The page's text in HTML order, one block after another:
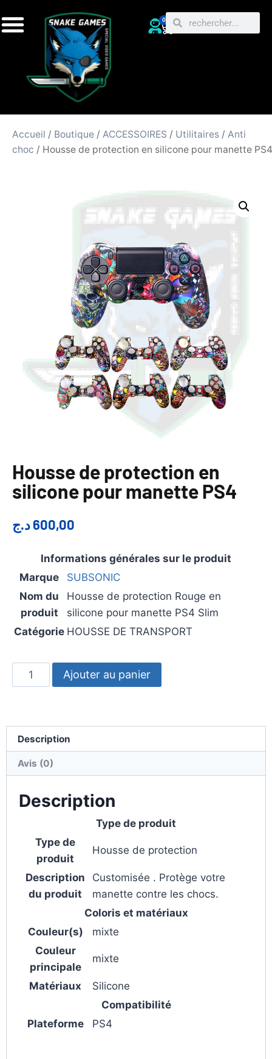
0
Accueil / Boutique / ACCESSOIRES / Utilitaires / Anti
choc / Housse de protection en silicone pour manette PS4
Housse de protection en
silicone pour manette PS4
600,00د.ج
Informations générales sur le produit
Marque
SUBSONIC
Nom du
produit
Housse de protection Rouge en
silicone pour manette PS4 Slim
Catégorie HOUSSE DE TRANSPORT
Ajouter au panier
Description
Avis (0)
Description
Type de produit
Type de
produit
Housse de protection
Description
du produit
Customisée . Protège votre
manette contre les chocs.
Coloris et matériaux
Couleur(s)
mixte
Couleur
principale
mixte
Matériaux
Silicone
Compatibilité
Plateforme
PS4